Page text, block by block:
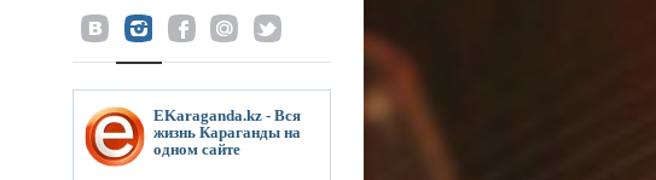
EKaraganda.kz - Вся
жизнь Караганды на
одном сайте